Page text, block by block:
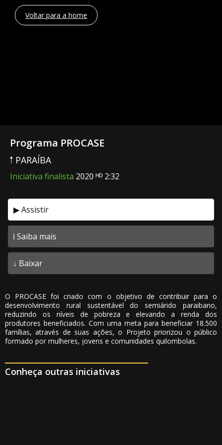
Voltar para a home
Programa PROCASE
𖡡 PARAÍBA
Iniciativa finalista 2020 ᴴᴰ 2:32
▶ Assistir
ℹ️ Saiba mais
↓ Baixar
O PROCASE foi criado com o objetivo de contribuir para o
desenvolvimento rural sustentável do semiárido paraibano,
reduzindo os níveis de pobreza e elevando a renda dos
produtores beneficiados. Com uma meta para beneficiar 18.500
famílias, através de suas ações, o Projeto priorizou o público
formado por mulheres, jovens e comunidades quilombolas.
Conheça outras iniciativas